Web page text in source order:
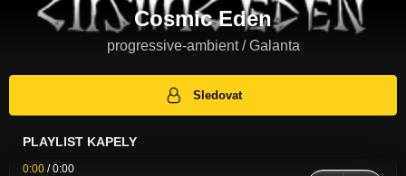
Cosmic Eden
progressive-ambient / Galanta
Sledovat
PLAYLIST KAPELY
0:00 /0:00